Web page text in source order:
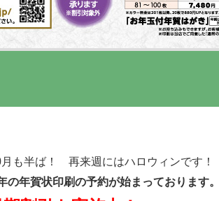
も半ば！ 再来週にはハロウィンです！
の年賀状印刷の予約が始まっております